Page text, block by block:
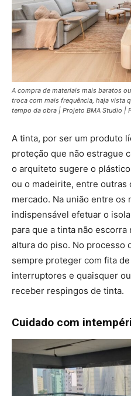
A compra de materiais mais baratos
troca com mais frequência, haja vista
tempo da obra | Projeto BMA Studio |
A tinta, por ser um produto
proteção que não estrague
o arquiteto sugere o plástico
ou o madeirite, entre outras
mercado. Na união entre os
indispensável efetuar o
para que a tinta não
altura do piso. No processo
sempre proteger com fita
interruptores e quaisquer
receber respingos de tinta.
Cuidado com